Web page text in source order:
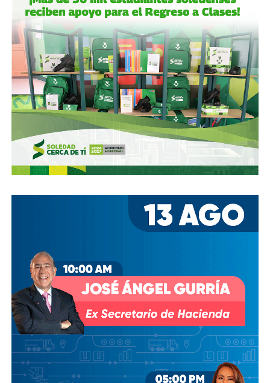
SNTE y gobierno de SLP lograron acuerdo
INDÍGENAS
MARÍA GUADALUPE TORRES CEDILLO
SEGE
SLP
SIGUIENTE
SLP reportó 357 contagios de covid en una semana
NO TE PIERDAS
UASLP asegura que no usó gas contra manifestantes
en el 8M